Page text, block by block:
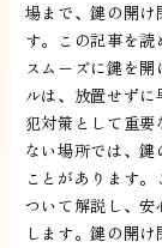
場まで、鍵の開け
す。この記事を読
スムーズに鍵を
ルは、放置せず
犯対策として重
ない場所では、
ことがあります
ついて解説し、
します。鍵の開